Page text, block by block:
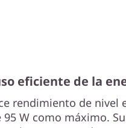
eficiente de la
rendimiento de nivel
95 W como máximo.